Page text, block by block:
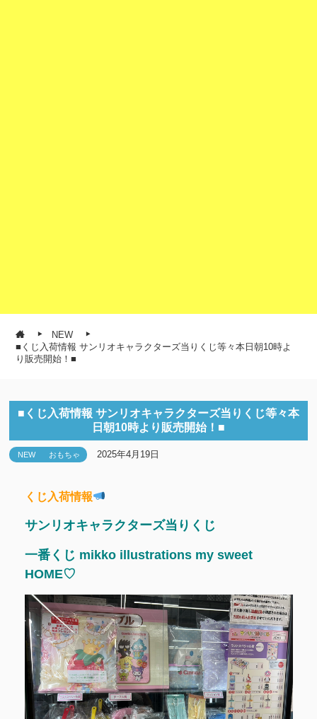
NEW
■くじ入荷情報 サンリオキャラクターズ当りくじ等々本日朝10時よ
り販売開始！■
■くじ入荷情報 サンリオキャラクターズ当りくじ等々本
日朝10時より販売開始！■
NEW おもちゃ 2025年4月19日
くじ入荷情報
サンリオキャラクターズ当りくじ
一番くじ mikko illustrations my sweet
HOME♡